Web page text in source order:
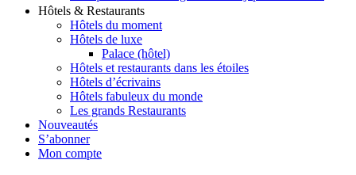
Hôtels & Restaurants
Hôtels du moment
Hôtels de luxe
Palace (hôtel)
Hôtels et restaurants dans les étoiles
Hôtels d’écrivains
Hôtels fabuleux du monde
Les grands Restaurants
Nouveautés
S’abonner
Mon compte